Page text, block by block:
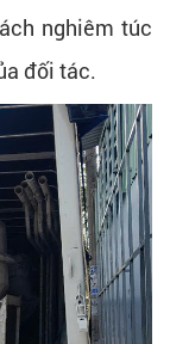
nghiêm túc
đối tác.